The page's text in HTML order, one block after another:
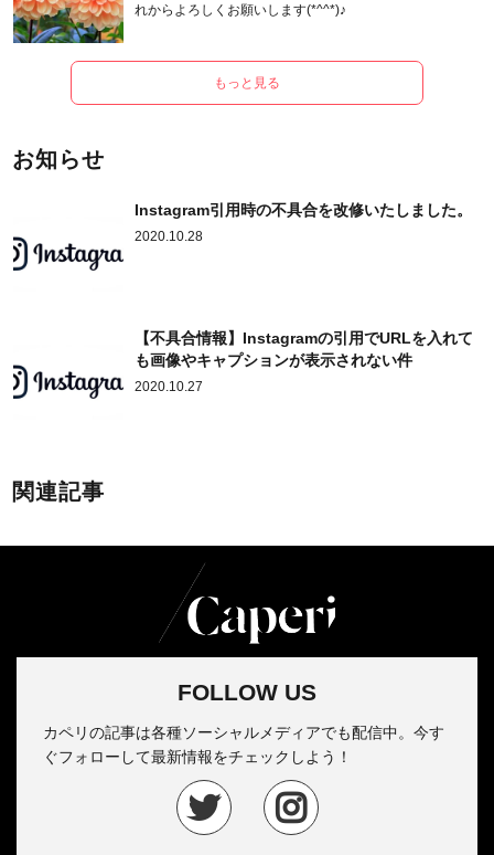
れからよろしくお願いします(*^^*)♪
もっと見る
お知らせ
Instagram引用時の不具合を改修いたしました。
2020.10.28
【不具合情報】Instagramの引用でURLを入れて
も画像やキャプションが表示されない件
2020.10.27
関連記事
FOLLOW US
カペリの記事は各種ソーシャルメディアでも配信中。今す
ぐフォローして最新情報をチェックしよう！